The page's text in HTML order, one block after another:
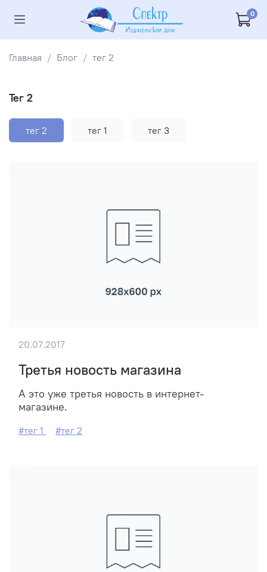
0
Главная Блог тег 2
тег 2
тег 2 тег 1 тег 3
Третья новость магазина
А это уже третья новость в интернет-
магазине.
20.07.2017
#тег 1 #тег 2